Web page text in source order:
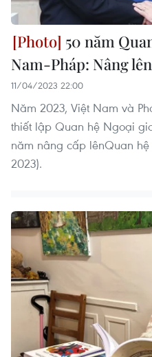
50 năm
Nam-Pháp: Nâng
11/04/2023 22:00
Năm 2023, Việt Nam và
thiết lập Quan hệ Ngoại
năm nâng cấp lênQuan
2023).